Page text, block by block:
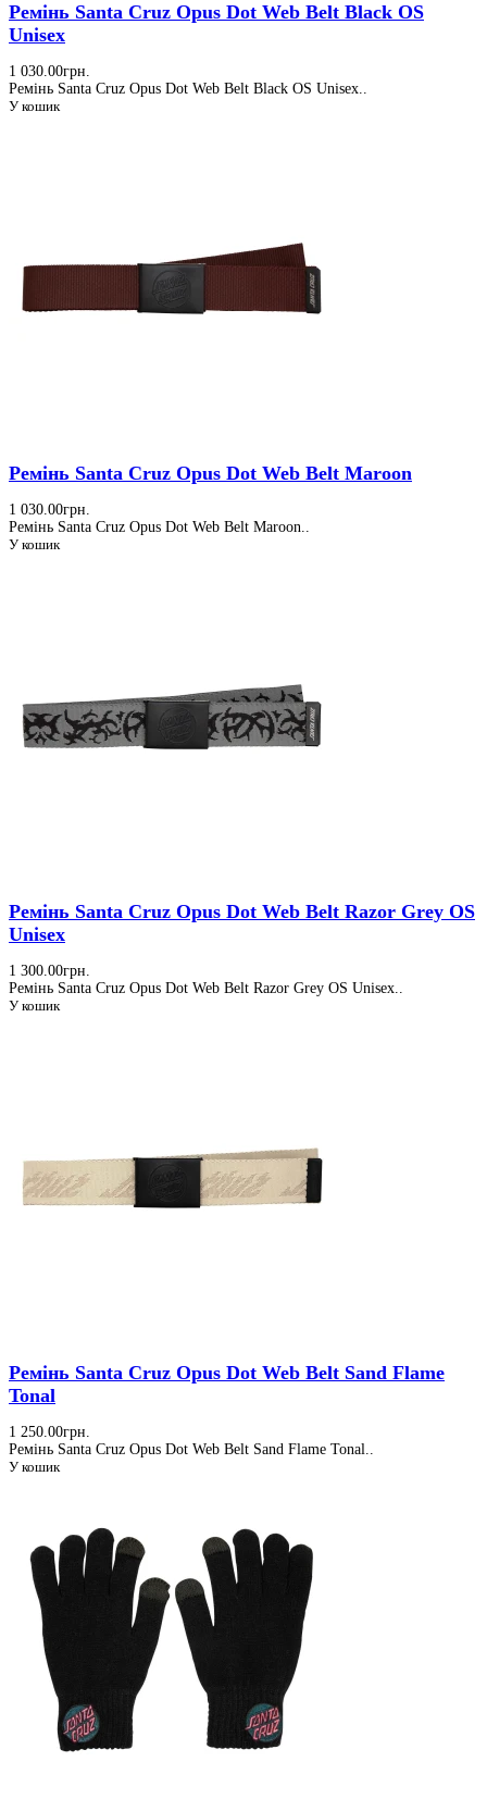
Ремінь Santa Cruz Opus Dot Web Belt Black OS
Unisex
1 030.00грн.
Ремінь Santa Cruz Opus Dot Web Belt Black OS Unisex..
У кошик
Ремінь Santa Cruz Opus Dot Web Belt Maroon
1 030.00грн.
Ремінь Santa Cruz Opus Dot Web Belt Maroon..
У кошик
Ремінь Santa Cruz Opus Dot Web Belt Razor Grey OS
Unisex
1 300.00грн.
Ремінь Santa Cruz Opus Dot Web Belt Razor Grey OS Unisex..
У кошик
Ремінь Santa Cruz Opus Dot Web Belt Sand Flame
Tonal
1 250.00грн.
Ремінь Santa Cruz Opus Dot Web Belt Sand Flame Tonal..
У кошик